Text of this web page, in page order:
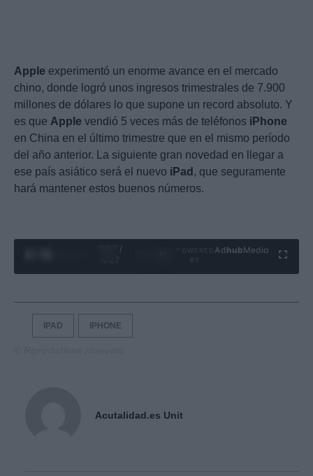
Apple experimentó un enorme avance en el mercado
chino, donde logró unos ingresos trimestrales de 7.900
millones de dólares lo que supone un record absoluto. Y
es que Apple vendió 5 veces más de teléfonos iPhone
en China en el último trimestre que en el mismo período
del año anterior. La siguiente gran novedad en llegar a
ese país asiático será el nuevo iPad , que seguramente
hará mantener estos buenos números.
0:28 /
Ad hubMedia
IPAD IPHONE
Acutalidad.es Unit